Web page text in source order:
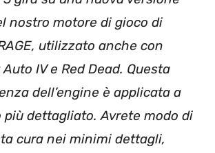
nostro motore di gioco di
utilizzato anche con
IV e Red Dead. Questa
dell’engine è applicata a
dettagliato. Avrete modo di
cura nei minimi dettagli,